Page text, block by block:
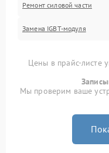
Ремонт силовой части
Замена IGBT-модуля
Цены в прайс-листе
Мы проверим ваше